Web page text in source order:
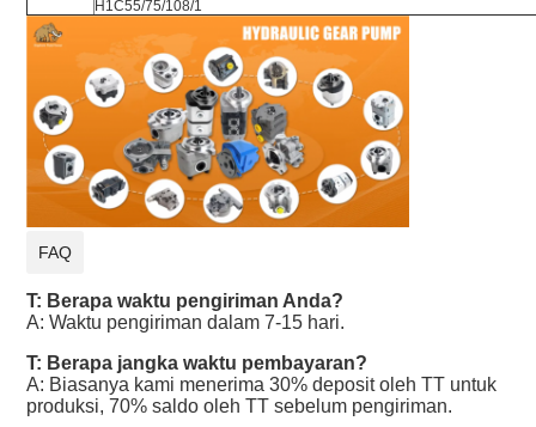
H1C55/75/108/1
FAQ
T: Berapa waktu pengiriman Anda?
A: Waktu pengiriman dalam 7-15 hari.
T: Berapa jangka waktu pembayaran?
A: Biasanya kami menerima 30% deposit oleh TT untuk
produksi, 70% saldo oleh TT sebelum pengiriman.